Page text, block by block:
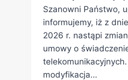
Szanowni Państwo,
informujemy, iż z
2026 r. nastąpi
umowy o
modyfikacja…